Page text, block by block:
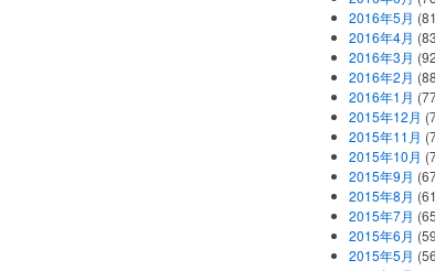
2016年5月
2016年4月
2016年3月
2016年2月
2016年1月
2015年12月
2015年11月
2015年10月
2015年9月
2015年8月
2015年7月
2015年6月
2015年5月